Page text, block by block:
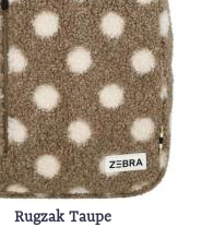
Rugzak Taupe